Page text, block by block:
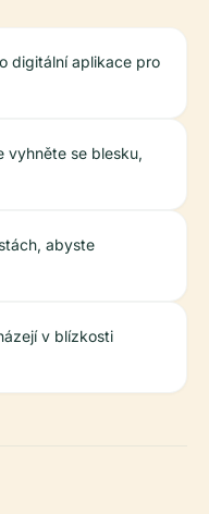
digitální aplikace pro
vyhněte se blesku,
abyste
v blízkosti